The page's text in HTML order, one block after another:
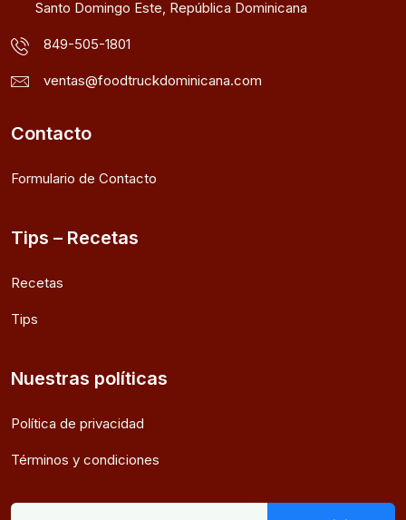
Santo Domingo Este, República Dominicana
849-505-1801
ventas@foodtruckdominicana.com
Contacto
Formulario de Contacto
Tips – Recetas
Recetas
Tips
Nuestras políticas
Política de privacidad
Términos y condiciones